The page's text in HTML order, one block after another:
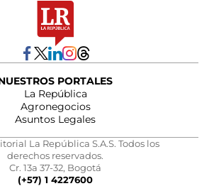
PORTALES
La República
Agronegocios
Asuntos Legales
La República S.A.S. Todos los
derechos reservados.
Cr. 13a 37-32, Bogotá
(+57) 1 4227600